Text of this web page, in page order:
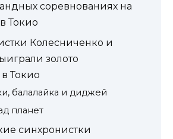
соревнованиях на
Токио
Колесниченко и
золото
Токио
балалайка и диджей
планет
синхронистки